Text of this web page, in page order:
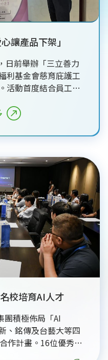
讓產品下架」
日前舉辦「三立善力
利基金會慈育庇護工
活動首度結合員工低
現場買氣熱烈，主播
多項商品銷售一
王若庭表示，市集成
響力，讓每一筆消費
落實企業永續經營目
校培育AI人才
團積極佈局「AI
、銘傳及台藝大等四
作計畫。16位優秀學